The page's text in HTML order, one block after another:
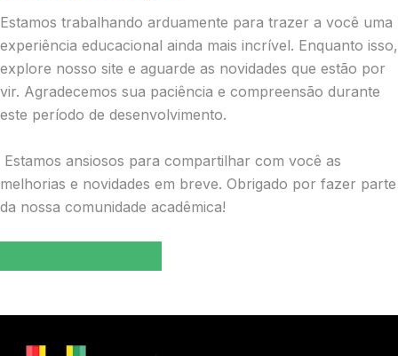
Estamos trabalhando arduamente para trazer a você uma
experiência educacional ainda mais incrível. Enquanto isso,
explore nosso site e aguarde as novidades que estão por
vir. Agradecemos sua paciência e compreensão durante
este período de desenvolvimento.
Estamos ansiosos para compartilhar com você as
melhorias e novidades em breve. Obrigado por fazer parte
da nossa comunidade acadêmica!